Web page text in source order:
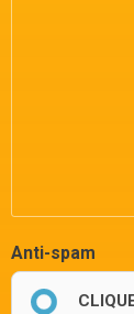
Anti-spam